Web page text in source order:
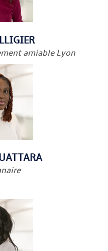
amiable Lyon